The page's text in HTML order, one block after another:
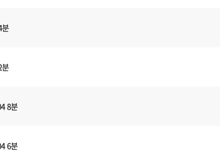
8분
6분